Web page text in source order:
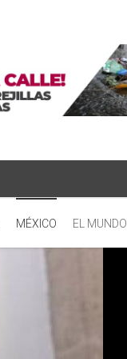
MÉXICO EL MUNDO